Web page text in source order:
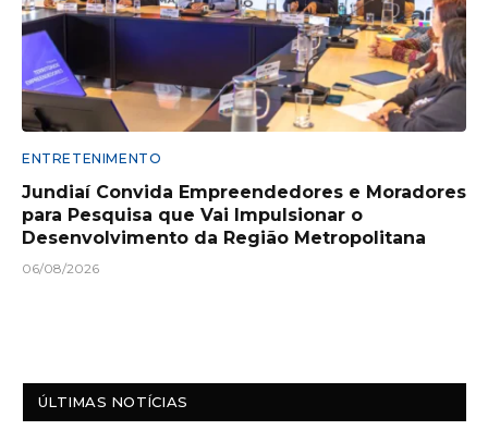
ENTRETENIMENTO
Jundiaí Convida Empreendedores e Moradores
para Pesquisa que Vai Impulsionar o
Desenvolvimento da Região Metropolitana
06/08/2026
ÚLTIMAS NOTÍCIAS